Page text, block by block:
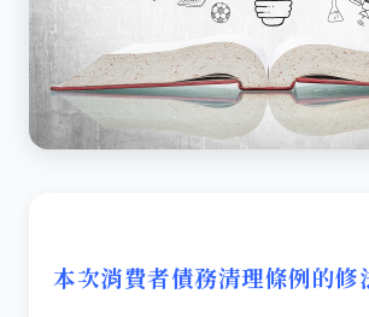
本次消費者債務清理條例的修